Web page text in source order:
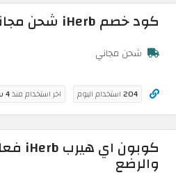
كود خصم iHerb شحن مجاني | توصيل في جميع أنحاء المغرب
شحن مجاني
204استخدام اليوم اخر استخدام منذ4 ساعة
والرضع